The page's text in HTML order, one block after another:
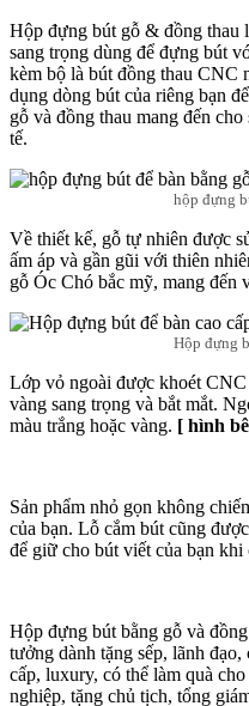
Hộp đựng bút gỗ & đồng thau
sang trọng dùng để đựng bút
kèm bộ là bút đồng thau CNC
dụng dòng bút của riêng bạn
gỗ và đồng thau mang đến
tế.
hộp đựng
Về thiết kế, gỗ tự nhiên được
ấm áp và gần gũi với thiên
gỗ Óc Chó bắc mỹ, mang đến
Hộp đựng
Lớp vỏ ngoài được khoét CNC
vàng sang trọng và bắt mắt.
màu trắng hoặc vàng. [ hình
Sản phẩm nhỏ gọn không
của bạn. Lỗ cắm bút cũng
để giữ cho bút viết của bạn
Hộp đựng bút bằng gỗ và
tưởng dành tặng sếp, lãnh
cấp, luxury, có thể làm quà
nghiệp, tặng chủ tịch, tổng